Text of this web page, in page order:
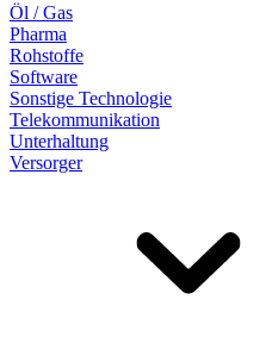
Öl / Gas
Pharma
Rohstoffe
Software
Sonstige Technologie
Telekommunikation
Unterhaltung
Versorger